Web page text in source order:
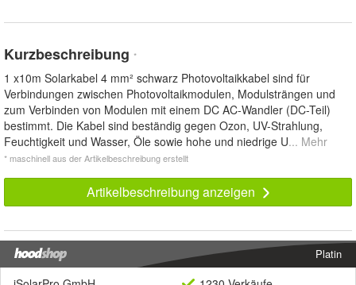
Kurzbeschreibung *
1 x10m Solarkabel 4 mm² schwarz Photovoltaikkabel sind für
Verbindungen zwischen Photovoltaikmodulen, Modulsträngen und
zum Verbinden von Modulen mit einem DC AC-Wandler (DC-Teil)
bestimmt. Die Kabel sind beständig gegen Ozon, UV-Strahlung,
Feuchtigkeit und Wasser, Öle sowie hohe und niedrige U... Mehr
* maschinell aus der Artikelbeschreibung erstellt
Artikelbeschreibung anzeigen
Platin